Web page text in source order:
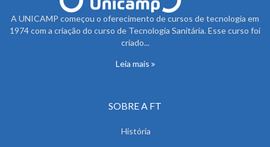
A UNICAMP começou o oferecimento de cursos de tecnologia em
1974 com a criação do curso de Tecnologia Sanitária. Esse curso foi
criado...
Leia mais
SOBRE A FT
História